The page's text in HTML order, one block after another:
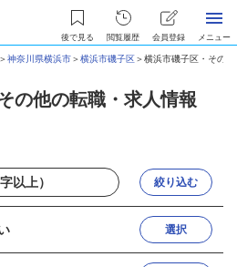
後で見る 閲覧履歴 会員登録 メニュー
＞神奈川県横浜市＞横浜市磯子区＞横浜市磯子区・その
の他の転職・求人情報
絞り込む
選択